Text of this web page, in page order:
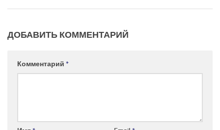
ДОБАВИТЬ КОММЕНТАРИЙ
Комментарий *